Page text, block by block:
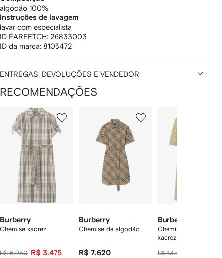
algodão 100%
Instruções de lavagem
lavar com especialista
ID FARFETCH: 26833003
ID da marca: 8103472
ENTREGAS, DEVOLUÇÕES E VENDEDOR
RECOMENDAÇÕES
Burberry
Chemise xadrez
R$ 6.950 R$ 3.475
Burberry
Chemise de algodão
R$ 7.620
Burberry
Chemise de algodão
xadrez vintage
R$ 13.489